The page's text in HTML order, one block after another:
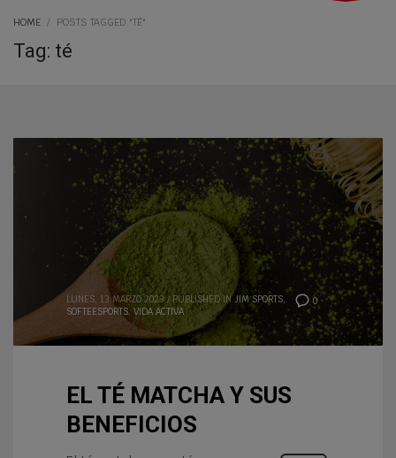
HOME POSTS TAGGED "TÉ"
Tag: té
0
LUNES, 13 MARZO 2023 / PUBLISHED IN JIM SPORTS,
SOFTEESPORTS,VIDA ACTIVA
EL TÉ MATCHA Y SUS
BENEFICIOS